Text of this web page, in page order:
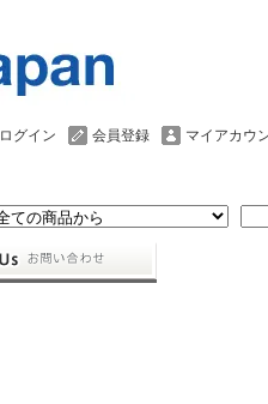
マイアカウ
会員登録
ログイン